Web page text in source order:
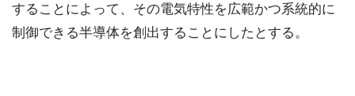
することによって、その電気特性を広範かつ系統的に
制御できる半導体を創出することにしたとする。